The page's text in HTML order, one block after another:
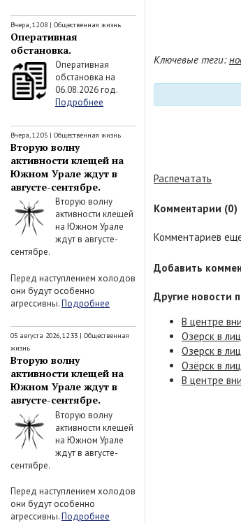
Вчера, 12:08 | Общественная жизнь
Оперативная
обстановка.
Оперативная
обстановка на
06.08.2026 год.
Подробнее
Вчера, 12:05 | Общественная жизнь
Вторую волну
активности клещей на
Южном Урале ждут в
августе-сентябре.
Вторую волну
активности клещей
на Южном Урале
ждут в августе-
сентябре.
Перед наступлением холодов
они будут особенно
агрессивны.Подробнее
05 августа 2026, 12:33 | Общественная
жизнь
Вторую волну
активности клещей на
Южном Урале ждут в
августе-сентябре.
Вторую волну
активности клещей
на Южном Урале
ждут в августе-
сентябре.
Перед наступлением холодов
они будут особенно
агрессивны.Подробнее
Ключевые теги:
Распечатать
Комментарии (0)
Комментариев
Добавить
Другие новости
В центре
Озерск в
Озерск в
Озёрск в
В центре